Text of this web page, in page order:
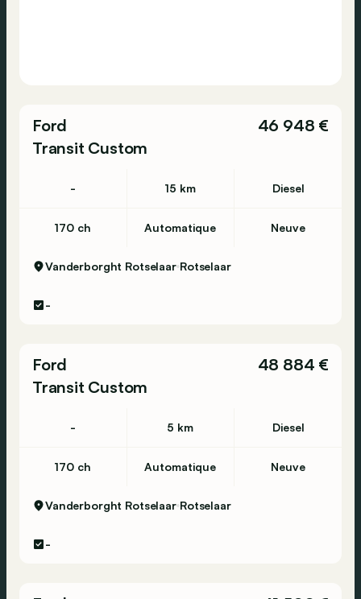
Ford
Transit Custom
46 948 €
- 15 km Diesel
170 ch Automatique Neuve
Vanderborght Rotselaar Rotselaar
-
Ford
Transit Custom
48 884 €
- 5 km Diesel
170 ch Automatique Neuve
Vanderborght Rotselaar Rotselaar
-